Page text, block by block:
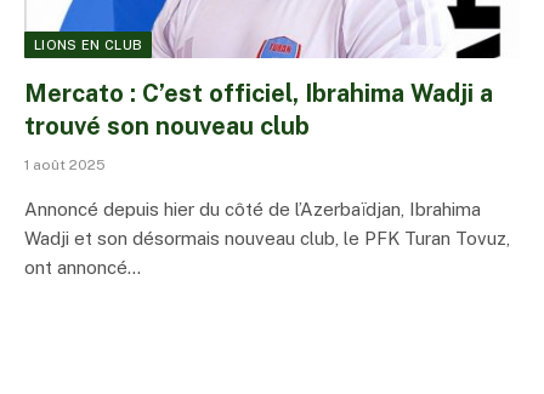
LIONS EN CLUB
Mercato : C’est officiel, Ibrahima Wadji a
trouvé son nouveau club
1 août 2025
Annoncé depuis hier du côté de l’Azerbaïdjan, Ibrahima
Wadji et son désormais nouveau club, le PFK Turan Tovuz,
ont annoncé…